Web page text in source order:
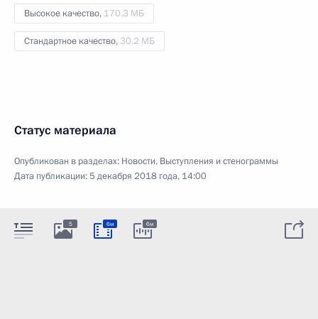
Высокое качество, 170.3 МБ
Стандартное качество, 30.2 МБ
Статус материала
Опубликован в разделах: Новости, Выступления и стенограммы
Дата публикации:5 декабря 2018 года, 14:00
5 6м 6м